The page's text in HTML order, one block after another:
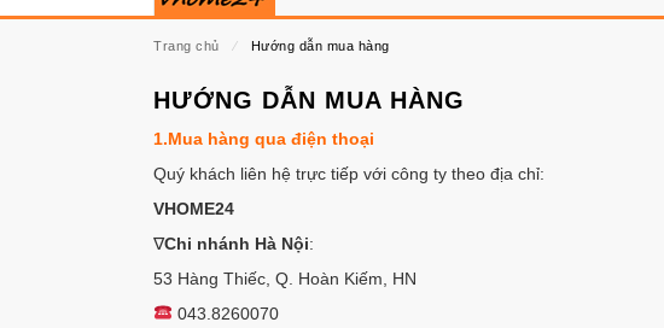
Trang chủ ⁄ Hướng dẫn mua hàng
HƯỚNG DẪN MUA HÀNG
1.Mua hàng qua điện thoại
Quý khách liên hệ trực tiếp với công ty theo địa chỉ:
VHOME24
∇Chi nhánh Hà Nội:
53 Hàng Thiếc, Q. Hoàn Kiếm, HN
043.8260070